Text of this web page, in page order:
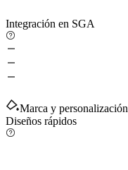
Integración en SGA
Marca y personalización
Diseños rápidos